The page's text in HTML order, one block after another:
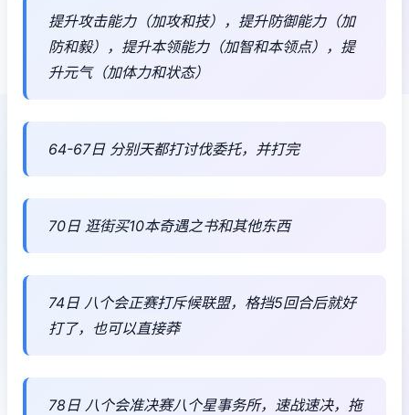
提升攻击能力（加攻和技），提升防御能力（加
防和毅），提升本领能力（加智和本领点），提
升元气（加体力和状态）
64-67日 分别天都打讨伐委托，并打完
70日 逛街买10本奇遇之书和其他东西
74日 八个会正赛打斥候联盟，格挡5回合后就好
打了，也可以直接莽
78日 八个会准决赛八个星事务所，速战速决，拖